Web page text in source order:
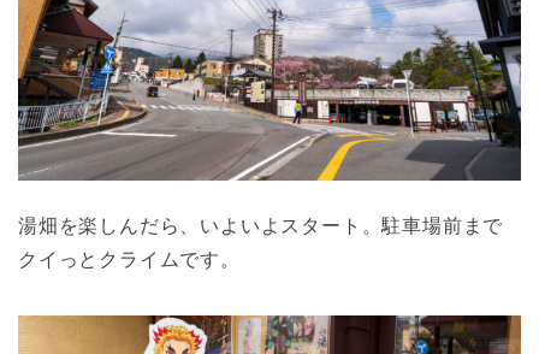
湯畑を楽しんだら、いよいよスタート。駐車場前まで
クイっとクライムです。